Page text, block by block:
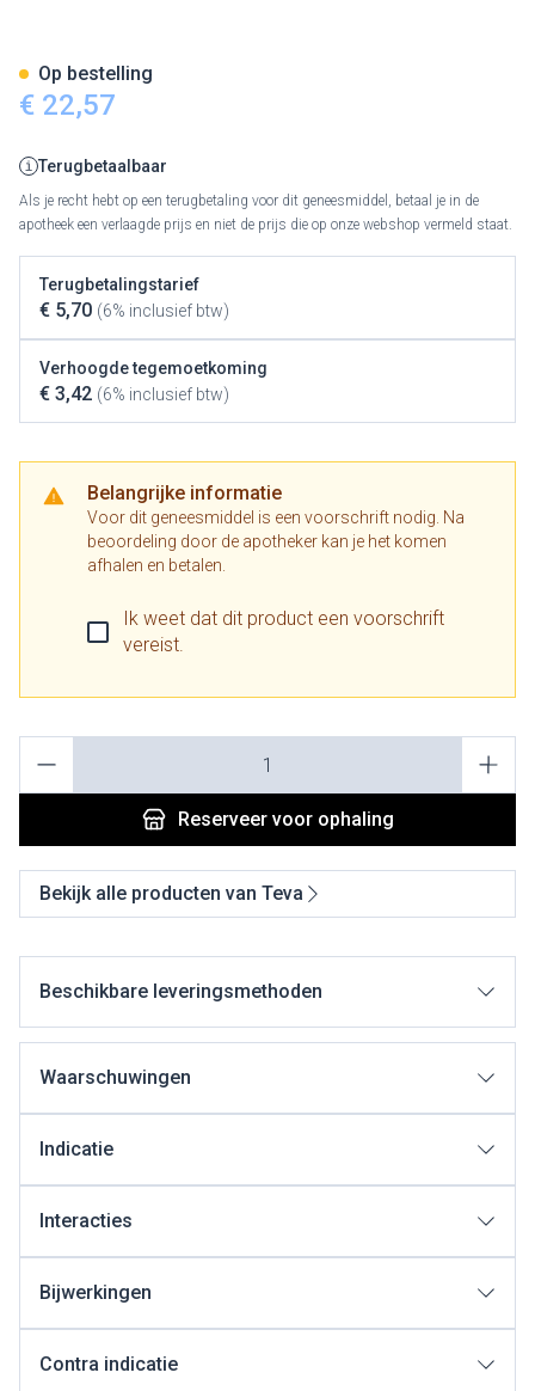
€ 22,57
Terugbetaalbaar
Als je recht hebt op een terugbetaling voor dit geneesmiddel, betaal je in de
apotheek een verlaagde prijs en niet de prijs die op onze webshop vermeld staat.
Terugbetalingstarief
€ 5,70 (6% inclusief btw)
Verhoogde tegemoetkoming
€ 3,42 (6% inclusief btw)
Belangrijke informatie
Voor dit geneesmiddel is een voorschrift nodig. Na
beoordeling door de apotheker kan je het komen
afhalen en betalen.
Ik weet dat dit product een voorschrift
vereist.
Reserveervoor ophaling
Op bestelling
Bekijk alle producten van Teva
Beschikbare leveringsmethoden
Waarschuwingen
Indicatie
Interacties
Bijwerkingen
Contra indicatie